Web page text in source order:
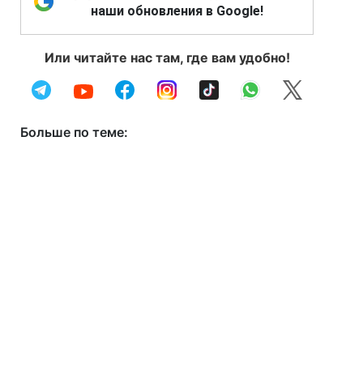
наши обновления в Google!
Или читайте нас там, где вам удобно!
Больше по теме: